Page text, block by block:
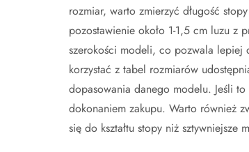
rozmiar, warto zmierzyć długość
pozostawienie około 1-1,5 cm luzu z
szerokości modeli, co pozwala lepiej
korzystać z tabel rozmiarów
dopasowania danego modelu. Jeśli
dokonaniem zakupu. Warto również
się do kształtu stopy niż sztywniejsze